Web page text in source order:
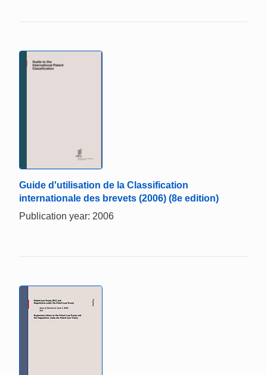
Guide d'utilisation de la Classification
internationale des brevets (2006) (8e edition)
Publication year: 2006